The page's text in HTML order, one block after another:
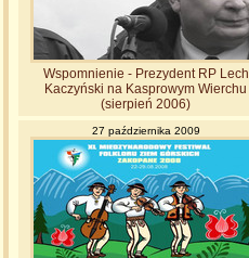
Wspomnienie - Prezydent RP Lech
Kaczyński na Kasprowym Wierchu
(sierpień 2006)
27 października 2009